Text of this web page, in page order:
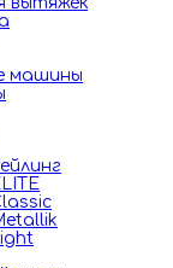
машины